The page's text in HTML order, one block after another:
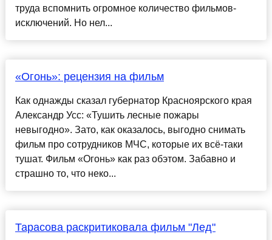
труда вспомнить огромное количество фильмов-
исключений. Но нел...
«Огонь»: рецензия на фильм
Как однажды сказал губернатор Красноярского края
Александр Усс: «Тушить лесные пожары
невыгодно». Зато, как оказалось, выгодно снимать
фильм про сотрудников МЧС, которые их всё-таки
тушат. Фильм «Огонь» как раз обэтом. Забавно и
страшно то, что неко...
Тарасова раскритиковала фильм "Лед"